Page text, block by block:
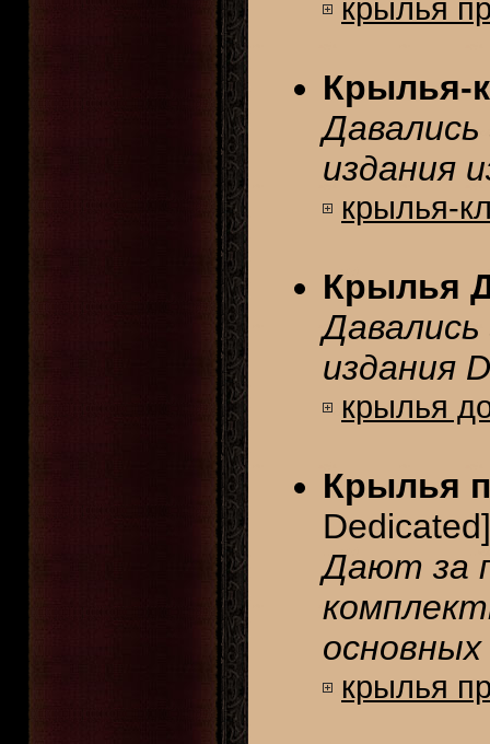
крылья
Крылья-
Давались
издания
крылья-
Крылья
Давались
издания
крылья
Крылья
Dedicated]
Дают за
основных
крылья